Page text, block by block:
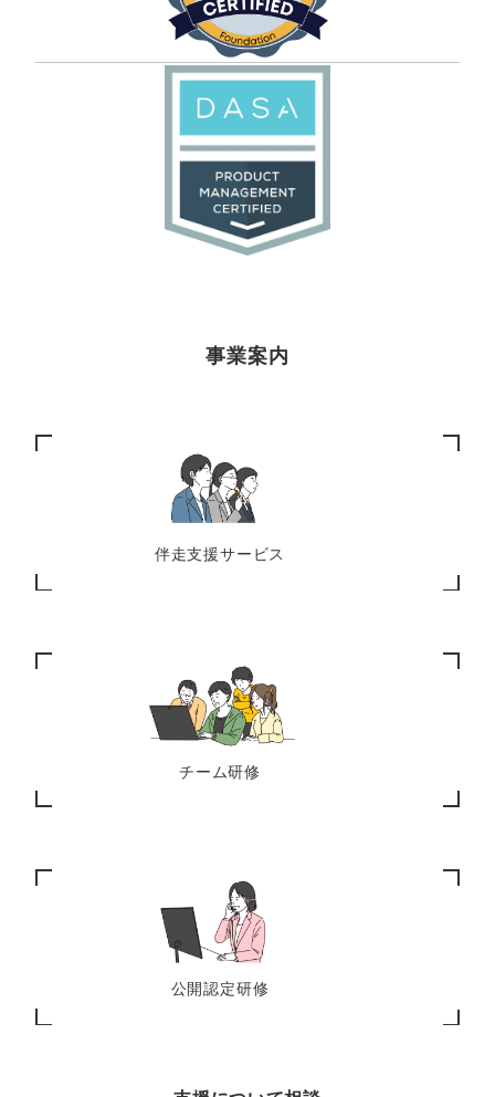
事業案内
伴走支援サービス
チーム研修
公開認定研修